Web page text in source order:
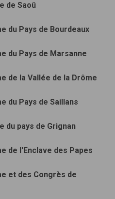
de Saoû
du Pays de Bourdeaux
du Pays de Marsanne
de la Vallée de la Drôme
du Pays de Saillans
du pays de Grignan
de l'Enclave des Papes
et des Congrès de